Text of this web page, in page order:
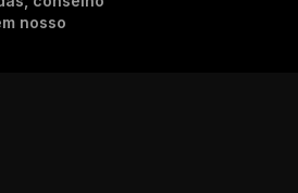
nosso